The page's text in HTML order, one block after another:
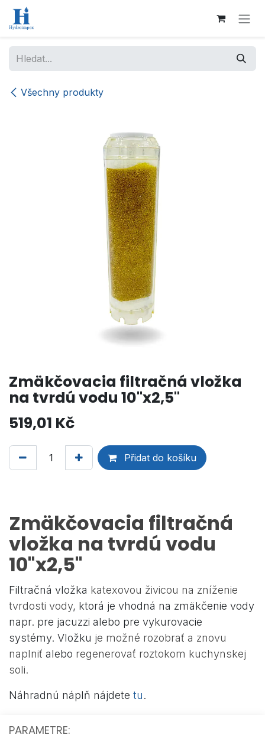
Přejít na obsah
Všechny produkty
Zmäkčovacia filtračná vložka
na tvrdú vodu 10"x2,5"
519,01 Kč
Přidat do košíku
Zmäkčovacia filtračná
vložka na tvrdú vodu
10"x2,5"
Filtračná vložka katexovou živicou na zníženie
tvrdosti vody, ktorá je vhodná na zmäkčenie vody
napr. pre jacuzzi alebo pre vykurovacie
systémy. Vložku je možné rozobrať a znovu
naplniť alebo regenerovať roztokom kuchynskej
soli.
Náhradnú náplň nájdete tu.
PARAMETRE: